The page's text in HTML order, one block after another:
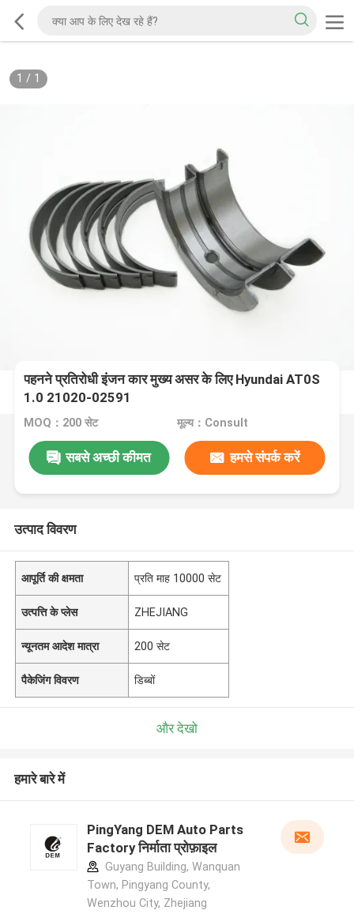
1 / 1
पहनने प्रतिरोधी इंजन कार मुख्य असर के लिए Hyundai AT0S
1.0 21020-02591
MOQ：200 सेट मूल्य：Consult
सबसे अच्छी कीमत हमसे संपर्क करें
उत्पाद विवरण
आपूर्ति की क्षमता प्रति माह 10000 सेट
उत्पत्ति के प्लेस ZHEJIANG
न्यूनतम आदेश मात्रा 200 सेट
पैकेजिंग विवरण डिब्बों
और देखो
हमारे बारे में
PingYang DEM Auto Parts
Factory निर्माता प्रोफ़ाइल
Guyang Building, Wanquan
Town, Pingyang County,
Wenzhou City, Zhejiang